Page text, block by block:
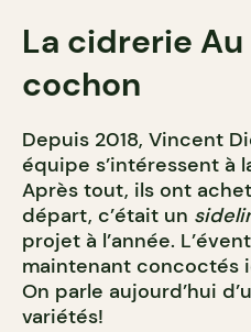
La cidrerie
cochon
Depuis 2018, Vincent
équipe s’intéressent à
Après tout, ils ont
départ, c’était un
projet à l’année.
maintenant concoctés
On parle aujourd’hui
variétés!